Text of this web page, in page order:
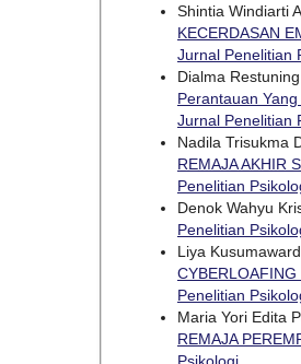
Shintia Windiarti
KECERDASAN
Jurnal Penelitian
Dialma
Perantauan
Jurnal Penelitian
Nadila Trisukma
REMAJA AKHIR
Penelitian
Denok Wahyu
Penelitian
Liya
CYBERLOAFING
Penelitian
Maria Yori Edita
REMAJA